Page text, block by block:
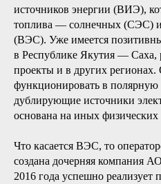
новым опорным элементом
Во-вторых, СМП выполняет
локальных энергосистем
Энергетика территорий АЗРФ
распределенная.
электроэнергии являются
многих случаях эффективно
СМП и судоходных рек,